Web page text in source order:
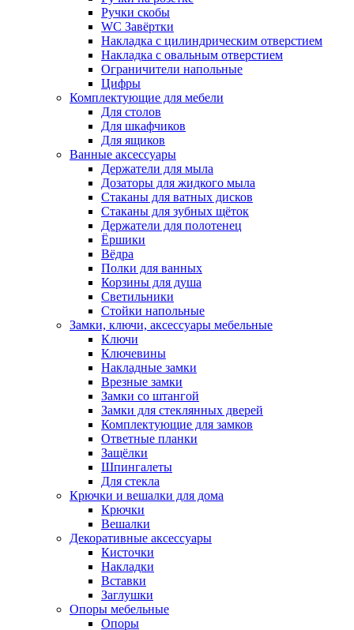
Ручки скобы
WC Завёртки
Накладка с цилиндрическим отверстием
Накладка с овальным отверстием
Ограничители напольные
Цифры
Комплектующие для мебели
Для столов
Для шкафчиков
Для ящиков
Ванные аксессуары
Держатели для мыла
Дозаторы для жидкого мыла
Стаканы для ватных дисков
Стаканы для зубных щёток
Держатели для полотенец
Ёршики
Вёдра
Полки для ванных
Корзины для душа
Светильники
Стойки напольные
Замки, ключи, аксессуары мебельные
Ключи
Ключевины
Накладные замки
Врезные замки
Замки со штангой
Замки для стеклянных дверей
Комплектующие для замков
Ответные планки
Защёлки
Шпингалеты
Для стекла
Крючки и вешалки для дома
Крючки
Вешалки
Декоративные аксессуары
Кисточки
Накладки
Вставки
Заглушки
Опоры мебельные
Опоры